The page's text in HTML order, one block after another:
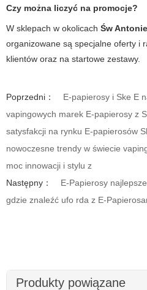
Czy można liczyć na promocje?
W sklepach w okolicach Św
organizowane są specjalne oferty i
klientów oraz na startowe zestawy.
Poprzedni：
E-papierosy i Ske E
vapingowych marek E-papierosy z
satysfakcji na rynku E-papierosów
nowoczesne trendy w świecie
moc innowacji i stylu z
Następny：
E-Papierosy
gdzie znaleźć ufo rda z E-
Produkty powiązane